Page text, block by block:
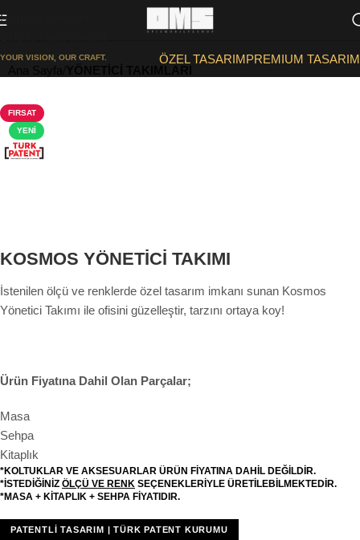
Skip to navigation
YOUR VISION, OUR CRAFT. ÖZEL TASARIMPREMIUM TASARIM
FIRSAT
YENI
KOSMOS YÖNETİCİ TAKIMI
İstenilen ölçü ve renklerde özel tasarım imkanı sunan Kosmos
Yönetici Takımı ile ofisini güzelleştir, tarzını ortaya koy!
Ürün Fiyatına Dahil Olan Parçalar;
Masa
Sehpa
Kitaplık
*KOLTUKLAR VE AKSESUARLAR ÜRÜN FİYATINA DAHİL DEĞİLDİR.
*İSTEDİĞİNİZ ÖLÇÜ VE RENK SEÇENEKLERİYLE ÜRETİLEBİLMEKTEDİR.
*MASA + KİTAPLIK + SEHPA FİYATIDIR.
PATENTLI TASARIM | TÜRK PATENT KURUMU